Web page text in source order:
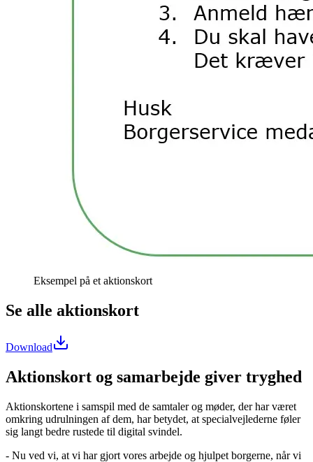
Eksempel på et aktionskort
Se alle aktionskort
Download
Aktionskort og samarbejde giver tryghed
Aktionskortene i samspil med de samtaler og møder, der har været
omkring udrulningen af dem, har betydet, at specialvejlederne føler
sig langt bedre rustede til digital svindel.
- Nu ved vi, at vi har gjort vores arbejde og hjulpet borgerne, når vi